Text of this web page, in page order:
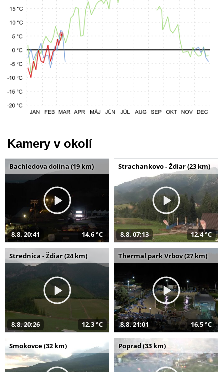
Kamery v okolí
Bachledova dolina (19 km)
8.8. 20:41 14,6 °C
Strachankovo - Ždiar (23 km)
8.8. 07:13 12,4 °C
Strednica - Ždiar (24 km)
8.8. 20:26 12,3 °C
Thermal park Vrbov (27 km)
8.8. 21:01 16,5 °C
Smokovce (32 km) Poprad (33 km)